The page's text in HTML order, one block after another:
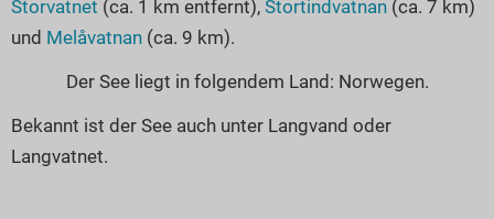
Storvatnet (ca. 1 km entfernt), Stortindvatnan (ca. 7 km)
und Melåvatnan (ca. 9 km).
Der See liegt in folgendem Land: Norwegen.
Bekannt ist der See auch unter Langvand oder
Langvatnet.